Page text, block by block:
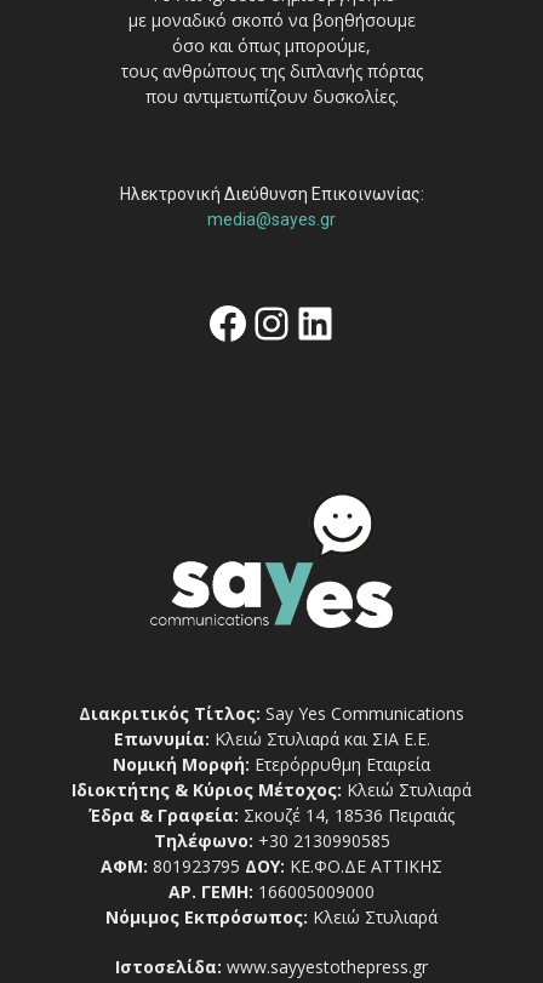
με μοναδικό σκοπό να βοηθήσουμε
όσο και όπως μπορούμε,
τους ανθρώπους της διπλανής πόρτας
που αντιμετωπίζουν δυσκολίες.
Ηλεκτρονική Διεύθυνση Επικοινωνίας:
media@sayes.gr
Facebook
Instagram
Linkedin
Διακριτικός Τίτλος: Say Yes Communications
Επωνυμία: Κλειώ Στυλιαρά και ΣΙΑ Ε.Ε.
Νομική Μορφή: Ετερόρρυθμη Εταιρεία
Ιδιοκτήτης & Κύριος Μέτοχος: Κλειώ Στυλιαρά
Έδρα & Γραφεία: Σκουζέ 14, 18536 Πειραιάς
Τηλέφωνο: +30 2130990585
ΑΦΜ: 801923795 ΔΟΥ: ΚΕ.ΦΟ.ΔΕ ΑΤΤΙΚΗΣ
ΑΡ. ΓΕΜΗ: 166005009000
Νόμιμος Εκπρόσωπος: Κλειώ Στυλιαρά
Ιστοσελίδα: www.sayyestothepress.gr